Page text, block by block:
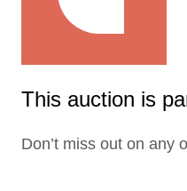
This auction is
Don’t miss out on any